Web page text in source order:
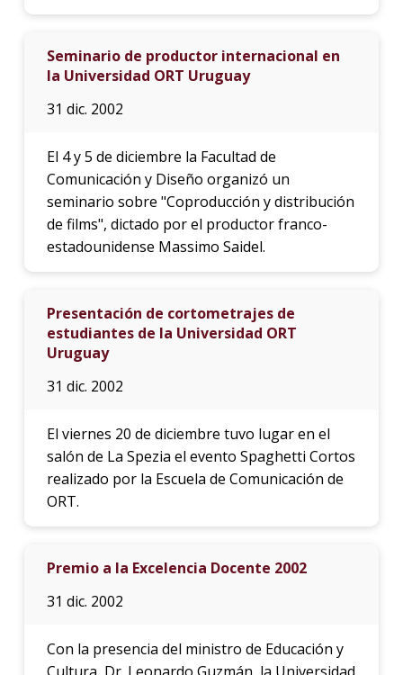
Seminario de productor internacional en
la Universidad ORT Uruguay
31 dic. 2002
El 4 y 5 de diciembre la Facultad de
Comunicación y Diseño organizó un
seminario sobre "Coproducción y distribución
de films", dictado por el productor franco-
estadounidense Massimo Saidel.
Presentación de cortometrajes de
estudiantes de la Universidad ORT
Uruguay
31 dic. 2002
El viernes 20 de diciembre tuvo lugar en el
salón de La Spezia el evento Spaghetti Cortos
realizado por la Escuela de Comunicación de
ORT.
Premio a la Excelencia Docente 2002
31 dic. 2002
Con la presencia del ministro de Educación y